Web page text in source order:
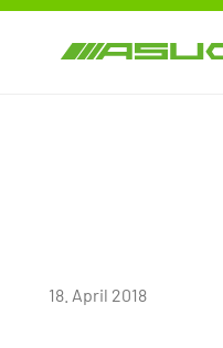
VERÖFFENTLICHT
AM
18. April 2018